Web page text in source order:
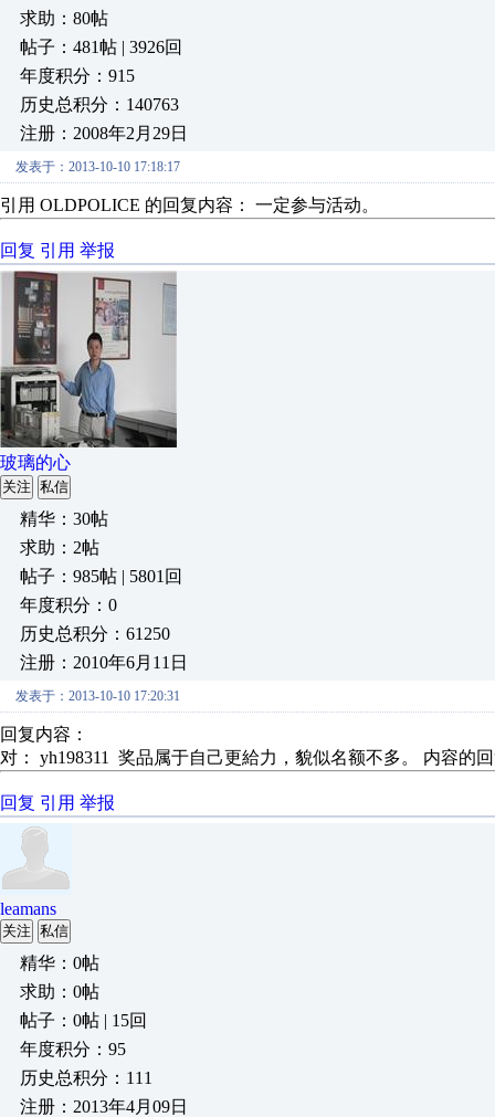
求助：80帖
帖子：481帖 | 3926回
年度积分：915
历史总积分：140763
注册：2008年2月29日
发表于：2013-10-10 17:18:17
引用 OLDPOLICE 的回复内容： 一定参与活动。
回复 引用 举报
玻璃的心
关注 私信
精华：30帖
求助：2帖
帖子：985帖 | 5801回
年度积分：0
历史总积分：61250
注册：2010年6月11日
发表于：2013-10-10 17:20:31
回复内容：
对： yh198311
奖品属于自己更給力，貌似名额不多。 内容的
回复 引用 举报
leamans
关注 私信
精华：0帖
求助：0帖
帖子：0帖 | 15回
年度积分：95
历史总积分：111
注册：2013年4月09日